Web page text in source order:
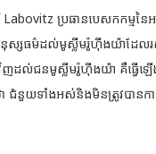
ប្រធានបេសកកម្មនៃអ
នុស្សធម៌ដល់មូស្លីមរ៉ូហ៊ីងយ៉ាដែល
ដល់ជនមូស្លីមរ៉ូហ៊ីងយ៉ា គឺធ្វើឡើ
ជំនួយទាំងអស់និងមិនត្រូវបានកា